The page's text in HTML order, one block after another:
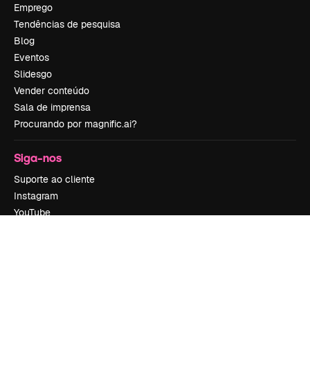
Emprego
Tendências de pesquisa
Blog
Eventos
Slidesgo
Vender conteúdo
Sala de imprensa
Procurando por magnific.ai?
Siga-nos
Suporte ao cliente
Instagram
YouTube